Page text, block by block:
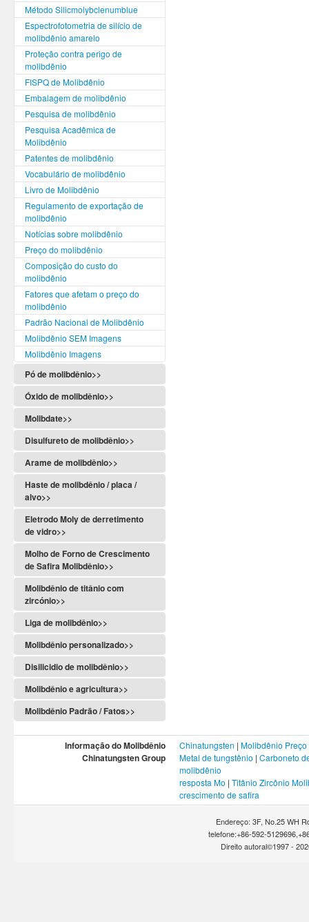
Método Silicmolybclenumblue
Espectrofotometria de silício de
molibdênio amarelo
Proteção contra perigo de
molibdênio
FISPQ de Molibdênio
Embalagem de molibdênio
Pesquisa de molibdênio
Pesquisa Acadêmica de
Molibdênio
Patentes de molibdênio
Vocabulário de molibdênio
Livro de Molibdênio
Regulamento de exportação de
molibdênio
Notícias sobre molibdênio
Preço do molibdênio
Composição do custo do
molibdênio
Fatores que afetam o preço do
molibdênio
Padrão Nacional de Molibdênio
Molibdênio SEM Imagens
Molibdênio Imagens
Pó de molibdênio>>
Óxido de molibdênio>>
Molibdate>>
Disulfureto de molibdênio>>
Arame de molibdênio>>
Haste de molibdênio / placa /
alvo>>
Eletrodo Moly de derretimento
de vidro>>
Molho de Forno de Crescimento
de Safira Molibdênio>>
Molibdênio de titânio com
zircónio>>
Liga de molibdênio>>
Molibdênio personalizado>>
Disilicidio de molibdênio>>
Molibdênio e agricultura>>
Molibdênio Padrão / Fatos>>
Informação do Molibdênio Chinatungsten | Molibdênio Preço
Chinatungsten Group Metal de tungstênio | Carboneto
molibdênio
resposta Mo | Titânio Zircônio
crescimento de safira
Endereço: 3F, No.25 WH
telefone:+86-592-
Direito autoral©1997 -